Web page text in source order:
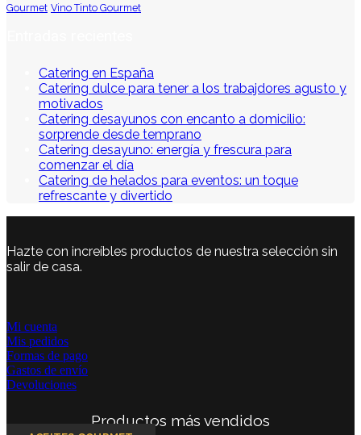
Gourmet Vino Tinto Gourmet
Catering en España
Catering dulce para tener a los trabajdores agusto y
motivados
Catering desayunos con encanto a domicilio:
sorprende desde temprano
Catering desayuno: energía y frescura para
comenzar el día
Catering de helados para eventos: un toque
refrescante y divertido
Hazte con increíbles productos de nuestra selección sin
salir de casa.
Mi cuenta
Mis pedidos
Formas de pago
Gastos de envío
Devoluciones
Productos más vendidos